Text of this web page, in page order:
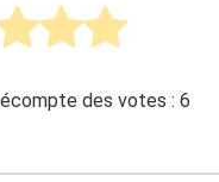
des votes : 6